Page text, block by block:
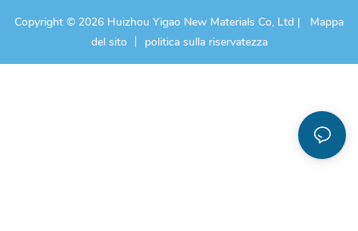
Copyright © 2026 Huizhou Yigao New Materials Co, Ltd |
Mappa
del sito 丨 politica sulla riservatezza